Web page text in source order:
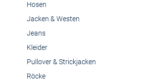
Hosen
Jacken & Westen
Jeans
Kleider
Pullover & Strickjacken
Röcke